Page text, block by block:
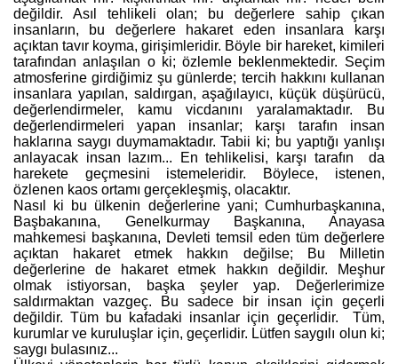
değildir. Asıl tehlikeli olan; bu değerlere sahip çıkan
insanların, bu değerlere hakaret eden insanlara karşı
açıktan tavır koyma, girişimleridir. Böyle bir hareket, kimileri
tarafından anlaşılan o ki; özlemle beklenmektedir. Seçim
atmosferine girdiğimiz şu günlerde; tercih hakkını kullanan
insanlara yapılan, saldırgan, aşağılayıcı, küçük düşürücü,
değerlendirmeler, kamu vicdanını yaralamaktadır. Bu
değerlendirmeleri yapan insanlar; karşı tarafın insan
haklarına saygı duymamaktadır. Tabii ki; bu yaptığı yanlışı
anlayacak insan lazım... En tehlikelisi, karşı tarafın da
harekete geçmesini istemeleridir. Böylece, istenen,
özlenen kaos ortamı gerçekleşmiş, olacaktır.
Nasıl ki bu ülkenin değerlerine yani; Cumhurbaşkanına,
Başbakanına, Genelkurmay Başkanına, Anayasa
mahkemesi başkanına, Devleti temsil eden tüm değerlere
açıktan hakaret etmek hakkın değilse; Bu Milletin
değerlerine de hakaret etmek hakkın değildir. Meşhur
olmak istiyorsan, başka şeyler yap. Değerlerimize
saldırmaktan vazgeç. Bu sadece bir insan için geçerli
değildir. Tüm bu kafadaki insanlar için geçerlidir. Tüm,
kurumlar ve kuruluşlar için, geçerlidir. Lütfen saygılı olun ki;
saygı bulasınız...